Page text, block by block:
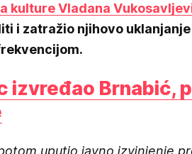
kulture Vladana
i zatražio njihovo
izvređao Brnabić,
uputio javno izvinjenje